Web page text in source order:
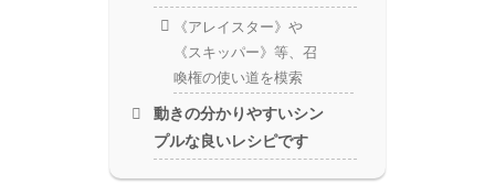
《アレイスター》や
《スキッパー》等、召
喚権の使い道を模索
動きの分かりやすいシン
プルな良いレシピです